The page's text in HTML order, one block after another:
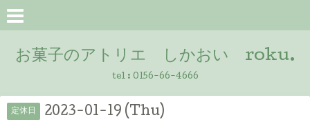
お菓子のアトリエ しかおい roku.
tel : 0156-66-4666
定休日 2023-01-19 (Thu)